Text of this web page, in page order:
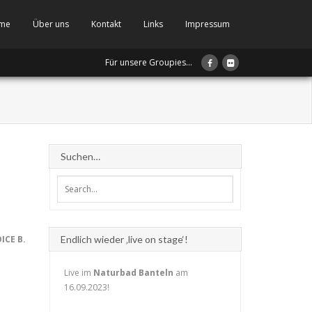
Über uns Kontakt Links Impressum
Für unsere Groupies...
B.
Suchen…
Endlich wieder ‚live on stage‘!
Live im Naturbad Banteln am
16.09.2023!